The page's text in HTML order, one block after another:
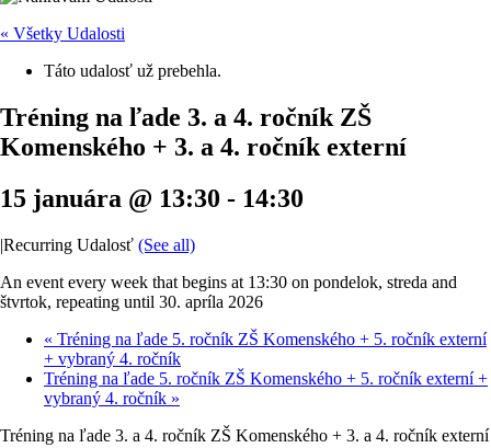
« Všetky Udalosti
Táto udalosť už prebehla.
Tréning na ľade 3. a 4. ročník ZŠ
Komenského + 3. a 4. ročník externí
15 januára @ 13:30 - 14:30
|Recurring Udalosť (See all)
An event every week that begins at 13:30 on pondelok, streda and
štvrtok, repeating until 30. apríla 2026
« Tréning na ľade 5. ročník ZŠ Komenského + 5. ročník externí
+ vybraný 4. ročník
Tréning na ľade 5. ročník ZŠ Komenského + 5. ročník externí +
vybraný 4. ročník »
Tréning na ľade 3. a 4. ročník ZŠ Komenského + 3. a 4. ročník externí